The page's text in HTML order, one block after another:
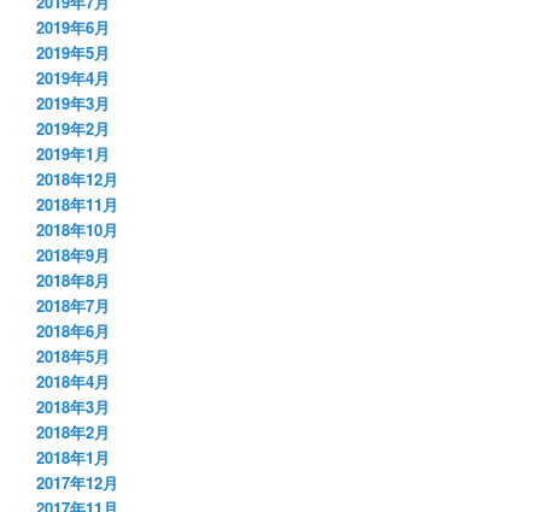
2019年6月
2019年5月
2019年4月
2019年3月
2019年2月
2019年1月
2018年12月
2018年11月
2018年10月
2018年9月
2018年8月
2018年7月
2018年6月
2018年5月
2018年4月
2018年3月
2018年2月
2018年1月
2017年12月